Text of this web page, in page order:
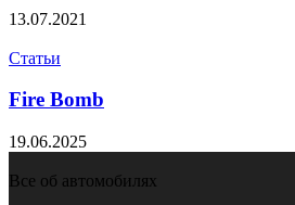
13.07.2021
Статьи
Fire Bomb
19.06.2025
Все об автомобилях